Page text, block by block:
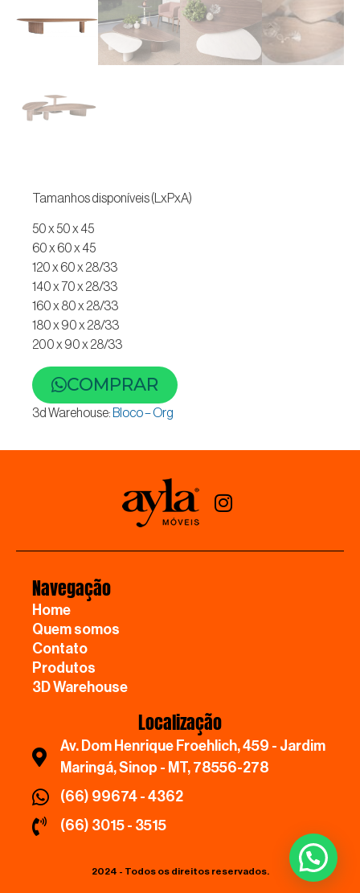
Tamanhos disponíveis (LxPxA)
50 x 50 x 45
60 x 60 x 45
120 x 60 x 28/33
140 x 70 x 28/33
160 x 80 x 28/33
180 x 90 x 28/33
200 x 90 x 28/33
COMPRAR
3d Warehouse: Bloco – Org
Navegação
Home
Quem somos
Contato
Produtos
3D Warehouse
Localização
Av. Dom Henrique Froehlich, 459 - Jardim
Maringá, Sinop - MT, 78556-278
(66) 99674 - 4362
(66) 3015 - 3515
2024 - Todos os direitos reservados.